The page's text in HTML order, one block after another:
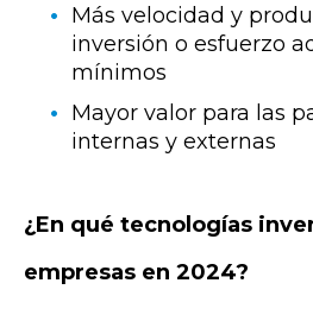
Más velocidad y
inversión o esfuerzo
mínimos
Mayor valor para las
internas y externas
¿En qué tecnologías
empresas en 2024?